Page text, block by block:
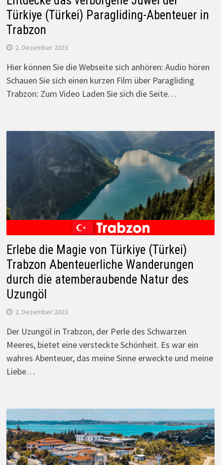
Türkiye (Türkei) Paragliding-Abenteuer in
Trabzon
2. Dezember 2023
Hier können Sie die Webseite sich anhören: Audio hören
Schauen Sie sich einen kurzen Film über Paragliding
Trabzon: Zum Video Laden Sie sich die Seite…
Erlebe die Magie von Türkiye (Türkei)
Trabzon Abenteuerliche Wanderungen
durch die atemberaubende Natur des
Uzungöl
2. Dezember 2023
Der Uzungöl in Trabzon, der Perle des Schwarzen
Meeres, bietet eine versteckte Schönheit. Es war ein
wahres Abenteuer, das meine Sinne erweckte und meine
Liebe…